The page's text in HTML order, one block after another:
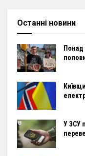
Останні новини
Понад
У ЗСУ